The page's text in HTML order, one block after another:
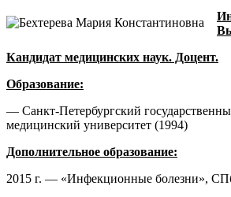
Кандидат медицинских наук. Доцент.
Образование:
— Санкт-Петербургский
медицинский университет (1994)
Дополнительное образование:
2015 г. — «Инфекционные болезни»,